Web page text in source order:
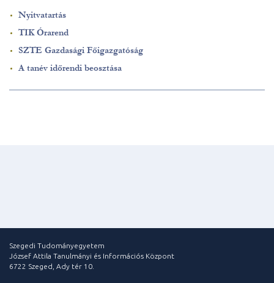
Nyitvatartás
TIK Órarend
SZTE Gazdasági Főigazgatóság
A tanév időrendi beosztása
Szegedi Tudományegyetem
József Attila Tanulmányi és Információs Központ
6722 Szeged, Ady tér 10.